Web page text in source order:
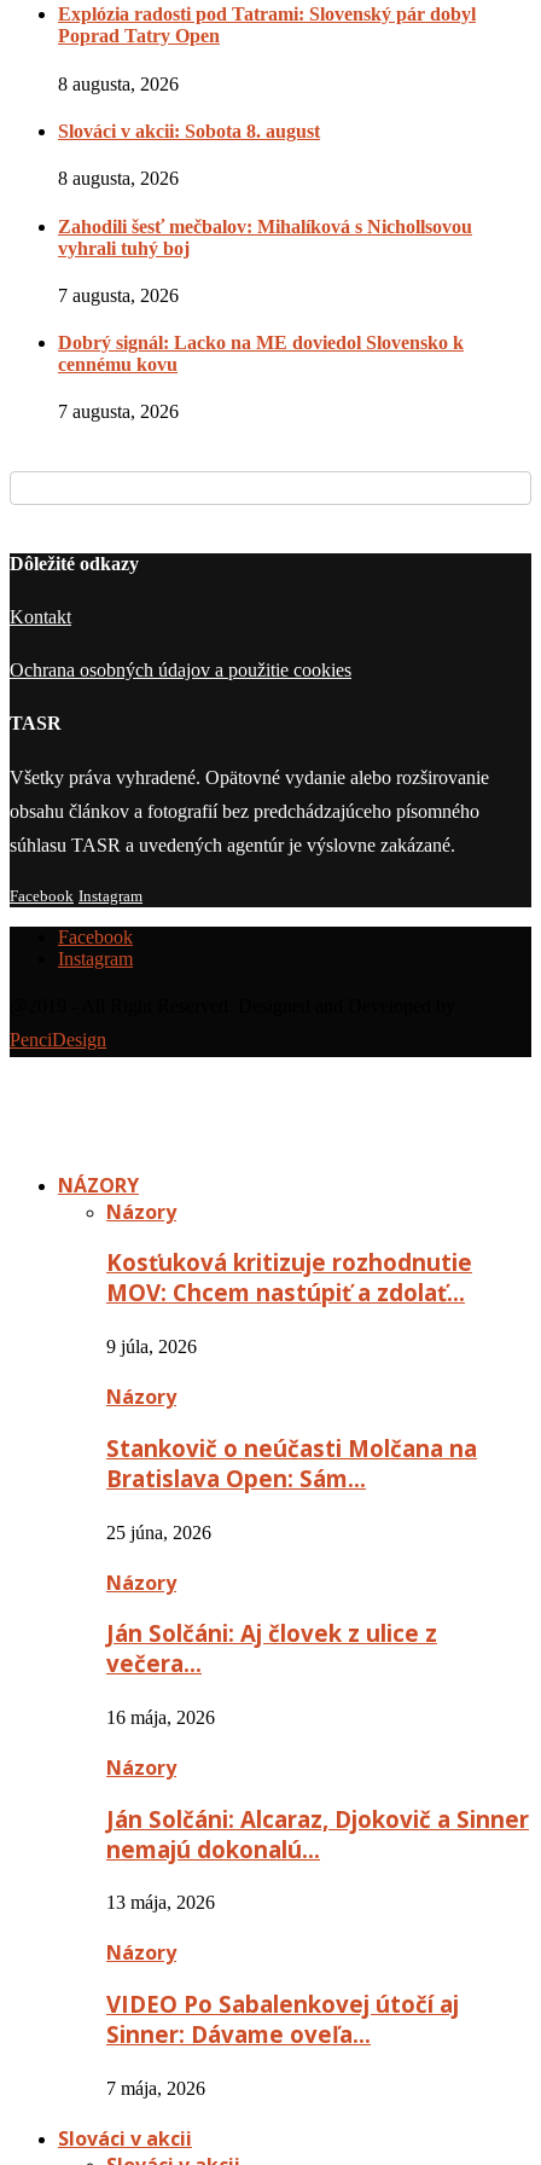
Explózia radosti pod Tatrami: Slovenský pár dobyl
Poprad Tatry Open
8 augusta, 2026
Slováci v akcii: Sobota 8. august
8 augusta, 2026
Zahodili šesť mečbalov: Mihalíková s Nichollsovou
vyhrali tuhý boj
7 augusta, 2026
Dobrý signál: Lacko na ME doviedol Slovensko k
cennému kovu
7 augusta, 2026
Dôležité odkazy
Kontakt
Ochrana osobných údajov a použitie cookies
TASR
Všetky práva vyhradené. Opätovné vydanie alebo rozširovanie
obsahu článkov a fotografií bez predchádzajúceho písomného
súhlasu TASR a uvedených agentúr je výslovne zakázané.
Facebook Instagram
Facebook
Instagram
PenciDesign
NÁZORY
Názory
Kosťuková kritizuje rozhodnutie
MOV: Chcem nastúpiť a zdolať…
9 júla, 2026
Názory
Stankovič o neúčasti Molčana na
Bratislava Open: Sám…
25 júna, 2026
Názory
Ján Solčáni: Aj človek z ulice z
večera…
16 mája, 2026
Názory
Ján Solčáni: Alcaraz, Djokovič a Sinner
nemajú dokonalú…
13 mája, 2026
Názory
VIDEO Po Sabalenkovej útočí aj
Sinner: Dávame oveľa…
7 mája, 2026
Slováci v akcii